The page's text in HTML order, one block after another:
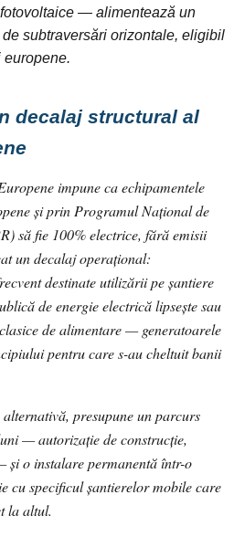
— alimentează un
subtraversări orizontale, eligibil
europene.
decalaj structural al
impune ca echipamentele
și prin Programul Național de
să fie 100% electrice, fără emisii
un decalaj operațional:
destinate utilizării pe șantiere
de energie electrică lipsește sau
de alimentare — generatoarele
pentru care s-au cheltuit banii
presupune un parcurs
— autorizație de construcție,
o instalare permanentă într-o
cu specificul șantierelor mobile care
la altul.